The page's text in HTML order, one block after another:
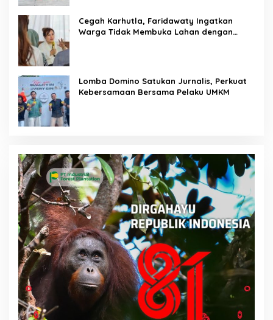
Cegah Karhutla, Faridawaty Ingatkan
Warga Tidak Membuka Lahan dengan
Lomba Domino Satukan Jurnalis, Perkuat
Kebersamaan Bersama Pelaku UMKM